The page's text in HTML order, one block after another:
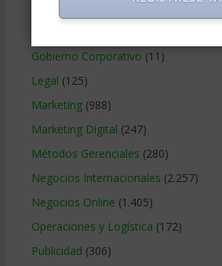
Gobierno Corporativo (11)
Legal (125)
Marketing(988)
Marketing Digital (247)
Métodos Gerenciales (280)
Negocios Internacionales (2.257)
Negocios Online (1.405)
Operaciones y Logística (172)
Publicidad (306)